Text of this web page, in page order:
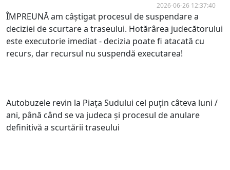
2026-06-26 12:37:40
ÎMPREUNĂ am câștigat procesul de suspendare a
deciziei de scurtare a traseului. Hotărârea judecătorului
este executorie imediat - decizia poate fi atacată cu
recurs, dar recursul nu suspendă executarea!
Autobuzele revin la Piața Sudului cel puțin câteva luni /
ani, până când se va judeca și procesul de anulare
definitivă a scurtării traseului